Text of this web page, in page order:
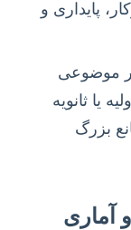
پایداری و
موضوعی
یا ثانویه
بزرگ
آماری